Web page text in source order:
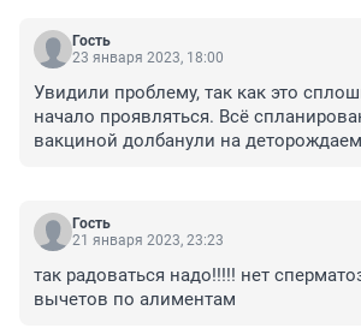
Гость
23 января 2023, 18:00
Увидили проблему, так как это
начало проявляться. Всё
вакциной долбанули на
приезжие не спешили колоться. У
Гость
21 января 2023, 23:23
так радоваться надо!!!!! нет
вычетов по алиментам